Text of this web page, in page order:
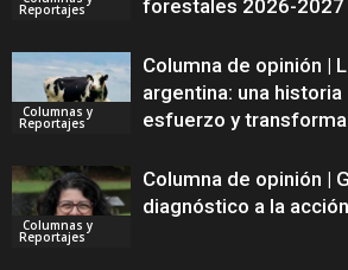
Reportajes
forestales 2026-2027
Columnas y
Reportajes
Columna de opinión |
argentina: una
esfuerzo y
Columnas y
Reportajes
Columna de opinión |
diagnóstico a la